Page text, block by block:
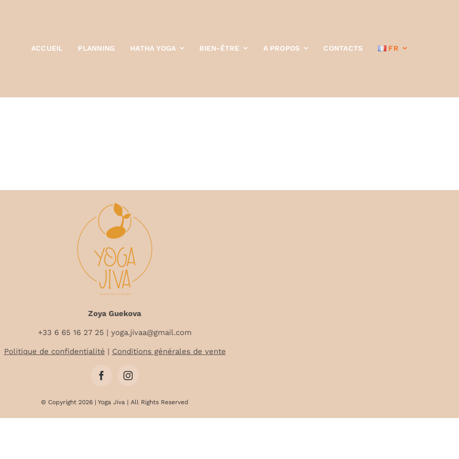
ACCUEIL PLANNING HATHA YOGA BIEN-ÊTRE A PROPOS CONTACTS FR
Zoya Guekova
+33 6 65 16 27 25 | yoga.jivaa@gmail.com
Politique de confidentialité | Conditions générales de vente
© Copyright 2026 | Yoga Jiva | All Rights Reserved